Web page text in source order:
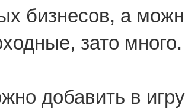
бизнесов, а
зато много.
добавить в